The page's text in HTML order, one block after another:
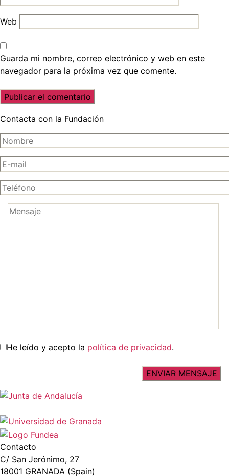
Web
Guarda mi nombre, correo electrónico y web en este
navegador para la próxima vez que comente.
Contacta con la Fundación
He leído y acepto la política de privacidad.
Contacto
C/ San Jerónimo, 27
18001 GRANADA (Spain)